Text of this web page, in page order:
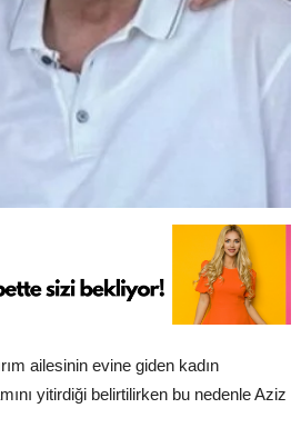
ailesinin evine giden kadın
yitirdiği belirtilirken bu nedenle Aziz